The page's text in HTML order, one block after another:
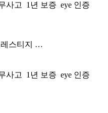
사고 1년 보증 eye 인증
스티지 5인승
사고 1년 보증 eye 인증